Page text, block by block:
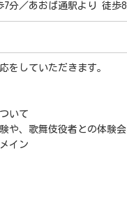
分／あおば通駅より 徒歩
をしていただきます。
いて
や、歌舞伎役者との体験会
イン